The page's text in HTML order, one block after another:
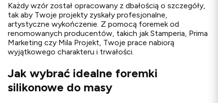
Każdy wzór został opracowany z dbałością o szczegóły,
tak aby Twoje projekty zyskały profesjonalne,
artystyczne wykończenie. Z pomocą foremek od
renomowanych producentów, takich jak Stamperia, Prima
Marketing czy Mila Projekt, Twoje prace nabiorą
wyjątkowego charakteru i trwałości.
Jak wybrać idealne foremki
silikonowe do masy